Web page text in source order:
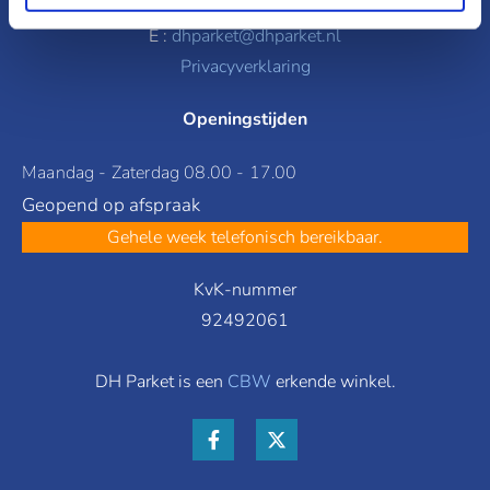
T :06 10 89 99 14
E :dhparket@dhparket.nl
Privacyverklaring
Openingstijden
Maandag - Zaterdag 08.00 - 17.00
Geopend op afspraak
Gehele week telefonisch bereikbaar.
KvK-nummer
92492061
DH Parket is een CBW erkende winkel.